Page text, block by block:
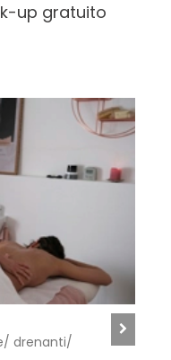
up gratuito
drenanti/